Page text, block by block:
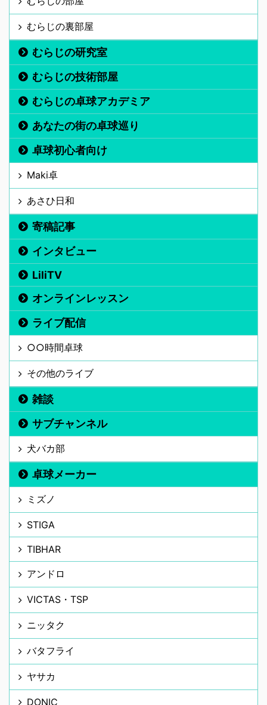
むらじの裏部屋
むらじの研究室
むらじの技術部屋
むらじの卓球アカデミア
あなたの街の卓球巡り
卓球初心者向け
Maki卓
あさひ日和
寄稿記事
インタビュー
LiliTV
オンラインレッスン
ライブ配信
○○時間卓球
その他のライブ
雑談
サブチャンネル
犬バカ部
卓球メーカー
ミズノ
STIGA
TIBHAR
アンドロ
VICTAS・TSP
ニッタク
バタフライ
ヤサカ
DONIC